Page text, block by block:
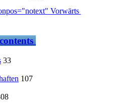
Vorwärts
33
107